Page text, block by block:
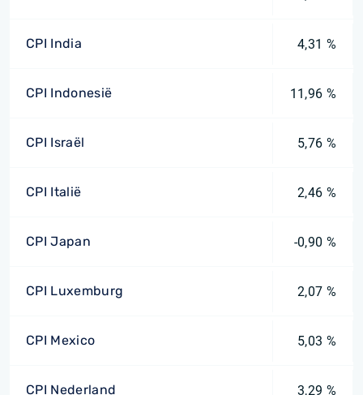
CPI India 4,31 %
CPI Indonesië 11,96 %
CPI Israël 5,76 %
CPI Italië 2,46 %
CPI Japan -0,90 %
CPI Luxemburg 2,07 %
CPI Mexico 5,03 %
CPI Nederland 3,29 %